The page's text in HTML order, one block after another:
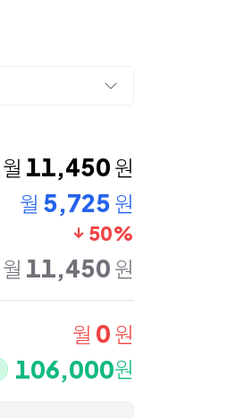
월 11,450 원
월 5,725 원
50%
월 11,450 원
월 0 원
106,000원